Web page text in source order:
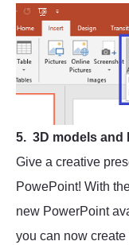
5. 3D models and
Give a creative
PowePoint! With
new PowerPoint
you can now